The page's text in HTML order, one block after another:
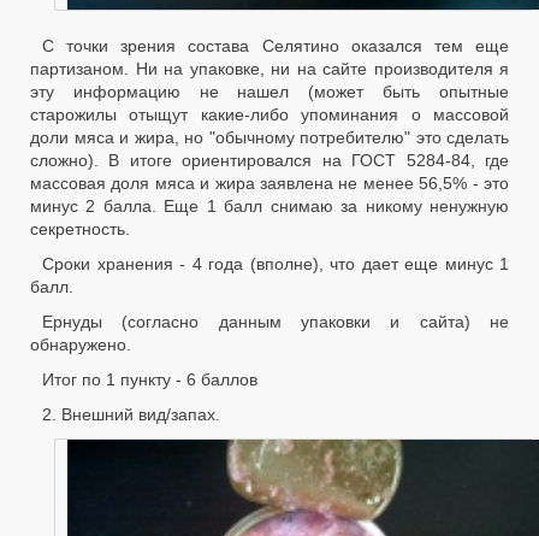
С точки зрения состава Селятино оказался тем еще
партизаном. Ни на упаковке, ни на сайте производителя я
эту информацию не нашел (может быть опытные
старожилы отыщут какие-либо упоминания о массовой
доли мяса и жира, но "обычному потребителю" это сделать
сложно). В итоге ориентировался на ГОСТ 5284-84, где
массовая доля мяса и жира заявлена не менее 56,5% - это
минус 2 балла. Еще 1 балл снимаю за никому ненужную
секретность.
Сроки хранения - 4 года (вполне), что дает еще минус 1
балл.
Ернуды (согласно данным упаковки и сайта) не
обнаружено.
Итог по 1 пункту - 6 баллов
2. Внешний вид/запах.